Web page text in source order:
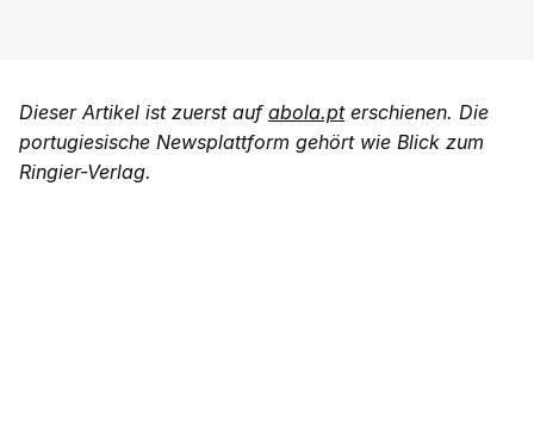
Dieser Artikel ist zuerst auf abola.pterschienen. Die
portugiesische Newsplattform gehört wie Blick zum
Ringier-Verlag.